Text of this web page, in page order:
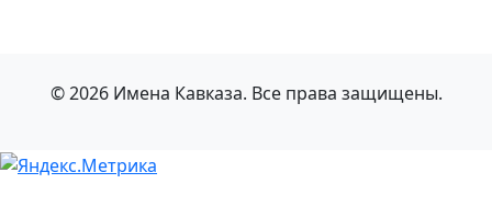
© 2026 Имена Кавказа. Все права защищены.